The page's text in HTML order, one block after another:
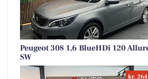
Peugeot 308 1,6 BlueHDi 120
SW
kr.